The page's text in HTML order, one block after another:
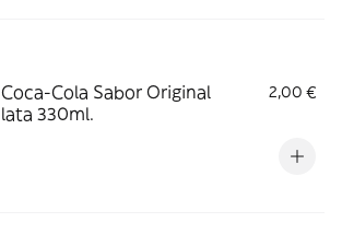
Coca-Cola Sabor Original
lata 330ml.
2,00 €